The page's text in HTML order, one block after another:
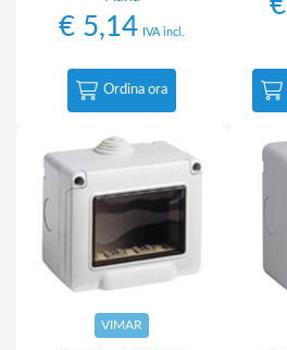
€ 5,14 IVA incl.
Ordina ora
VIMAR